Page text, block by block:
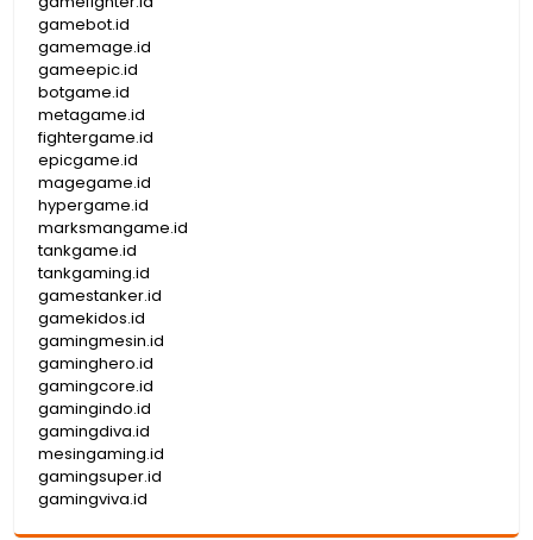
gamebot.id
gamemage.id
gameepic.id
botgame.id
metagame.id
fightergame.id
epicgame.id
magegame.id
hypergame.id
marksmangame.id
tankgame.id
tankgaming.id
gamestanker.id
gamekidos.id
gamingmesin.id
gaminghero.id
gamingcore.id
gamingindo.id
gamingdiva.id
mesingaming.id
gamingsuper.id
gamingviva.id